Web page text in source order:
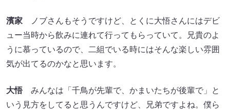
濱家 ノブさんもそうですけど、とくに大悟さんにはデビ
ュー当時から飲みに連れて行ってもらっていて。兄貴のよ
うに慕っているので、二組でいる時にはそんな楽しい雰囲
気が出てるのかなと思います。
大悟みんなは「千鳥が先輩で、かまいたちが後輩で」と
いう見方をしてると思うんですけど、兄弟ですよね。僕ら